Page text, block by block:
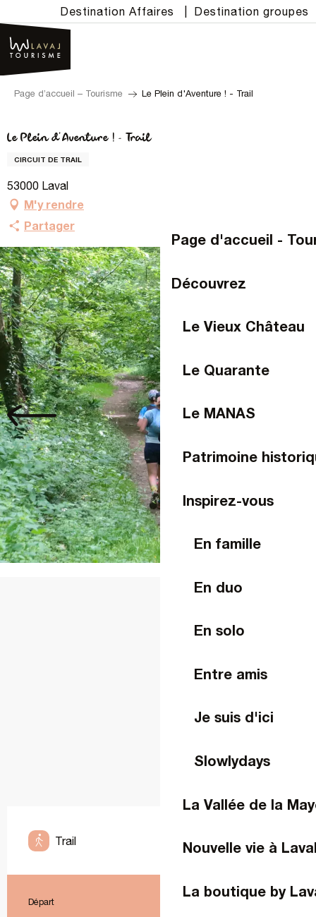
au
contenu
principal
Destination Affaires Destination groupes
Page d'accueil -
Découvrez
Le Vieux Château
Le Quarante
Le MANAS
Patrimoine
Inspirez-vous
En famille
En duo
En solo
Entre amis
Je suis d'ici
Slowlydays
La Vallée de la
Nouvelle vie à
La boutique by
Page d’accueil – Tourisme Le Plein d'Aventure ! - Trail
Le Plein d'Aventure ! - Trail
CIRCUIT DE TRAIL
53000 Laval
M'y rendre
Partager
Trail
Facile
Informations pratiques
Départ Laval